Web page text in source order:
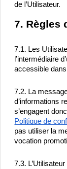
de l’Utilisateur.
7. Règles
7.1. Les
l’intermédiaire
accessible
7.2. La
d’informations
s’engagent
Politique de
pas utiliser la
vocation
7.3.